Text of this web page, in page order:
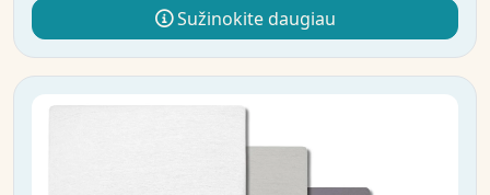
Sužinokite daugiau